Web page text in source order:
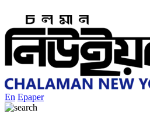
En Epaper